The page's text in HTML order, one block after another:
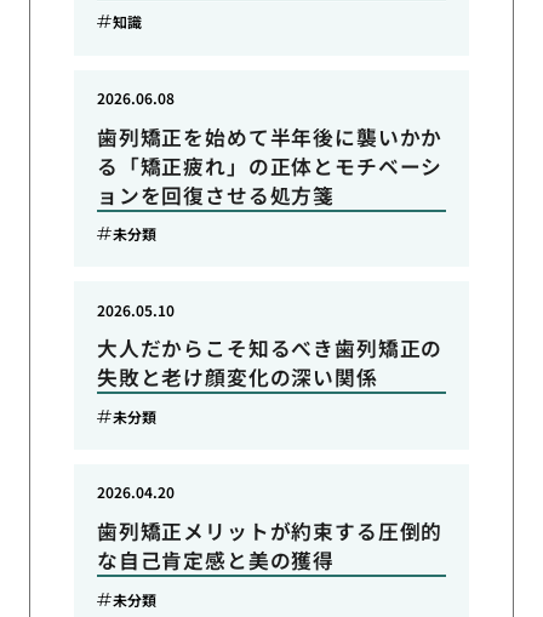
知識
歯列矯正を始めて半年後に襲いかか
る「矯正疲れ」の正体とモチベーシ
ョンを回復させる処方箋
2026.06.08
未分類
大人だからこそ知るべき歯列矯正の
失敗と老け顔変化の深い関係
2026.05.10
未分類
歯列矯正メリットが約束する圧倒的
な自己肯定感と美の獲得
2026.04.20
未分類